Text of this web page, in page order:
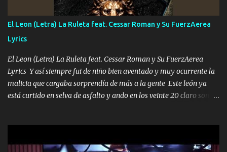
cualquier problema no más es cuestión que ordené NOS HACE
FALTA UN HERMANO DE CLAVE ERA EL 24 SIEMPRE FUE UN
HOMBRE VALIENTE POR ALGO M'URIÓ PELEAND0 SIEMPRE
VIO POR LA FAMILIA PARA QUE SIGA EL LEGADO Es el DOS de
los HERMANOS un cerebro inteligente y com...
El Leon (Letra) La Ruleta feat. Cessar Roman y Su FuerzAerea
Lyrics
El Leon (Letra) La Ruleta feat. Cessar Roman y Su FuerzAerea
Lyrics Y así siempre fui de niño bien aventado y muy ocurrente la
malicia que cargaba sorprendía de más a la gente Este león ya
está curtido en selva de asfalto y ando en los veinte 20 claro son
pa más pues hay charola les voy a dar hasta topar pues no hay de